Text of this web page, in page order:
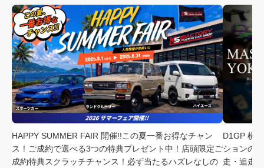
HAPPY SUMMER FAIR 開催!!この夏一番お得なチャン
ス！ご成約で選べる3つの特典プレゼント中！店頭限定ご
成約特典スクラッチチャンス！必ず当たるハズレなしの
D1GP 横
ションの
走・追走